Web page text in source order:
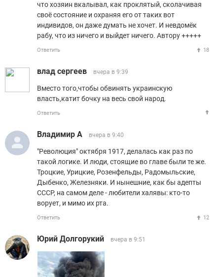
что хозяин вкалывал, как проклятый, сколачивая
своё состояние и охраняя его от таких вот
индивидов, он даже думать не хочет. И невдомёк
рабу, что из ничего и выйдет ничего. Автору +++++
Ответить 18
влад сергеев вчера в 9:39
Вместо того,чтобы обвинять украинскую
власть,катит бочку на весь свой народ.
Ответить
Владимир А вчера в 9:40
"Революция" октября 1917, делалась как раз по
такой логике. И люди, стоящие во главе были те же.
Троцкие, Урицкие, Розенфельды, Радомыльские,
Дыбенко, Железняки. И нынешние, как бы адепты
СССР, на самом деле - любители халявы: кто-то
ворует, и мимо их рта.
Ответить 12
Юрий Долгорукий вчера в 9:51